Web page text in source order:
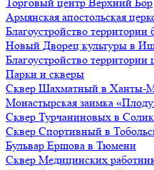
Армянская апостольская
Благоустройство
Нoвый Двoрeц культуры в
Благоустройство
Парки и скверы
Сквер Шахматный в Ханты-
Монастырская заимка
Сквер Турчаниновых в
Сквер Спортивный в
Бульвар Ершова в Тюмени
Сквер Медицинских